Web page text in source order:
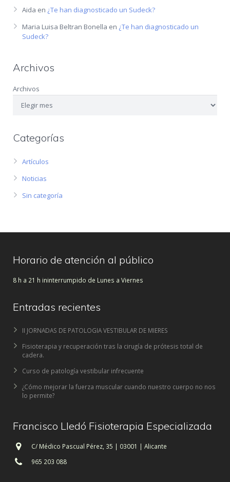
Aida en ¿Te han diagnosticado un Sudeck?
Maria Luisa Beltran Bonella en ¿Te han diagnosticado un
Sudeck?
Archivos
Archivos
Categorías
Artículos
Noticias
Sin categoría
Horario de atención al público
8 h a 21 h ininterrumpido de Lunes a Viernes
Entradas recientes
II JORNADAS DE PATOLOGIA VESTIBULAR DE MIERES
Fisioterapia y recuperación tras la cirugía de prótesis total de
cadera.
Curso de patología vestibular infrecuente
¿Cómo mejorar la fuerza muscular cuando nuestro cuerpo no nos
lo permite?
Francisco Lledó Fisioterapia Especializada
C/ Médico Pascual Pérez, 35 | 03001 | Alicante
965 203 088